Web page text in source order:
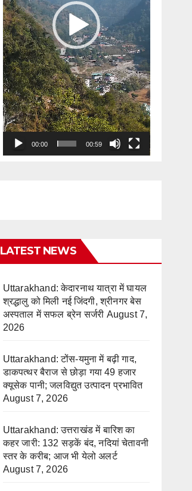
00:00 00:59
LATEST NEWS
Uttarakhand: केदारनाथ यात्रा में घायल
श्रद्धालु को मिली नई जिंदगी, श्रीनगर बेस
अस्पताल में सफल ब्रेन सर्जरी August 7,
2026
Uttarakhand: टोंस-यमुना में बढ़ी गाद,
डाकपत्थर बैराज से छोड़ा गया 49 हजार
क्यूसेक पानी; जलविद्युत उत्पादन प्रभावित
August 7, 2026
Uttarakhand: उत्तराखंड में बारिश का
कहर जारी: 132 सड़कें बंद, नदियां चेतावनी
स्तर के करीब; आज भी येलो अलर्ट
August 7, 2026